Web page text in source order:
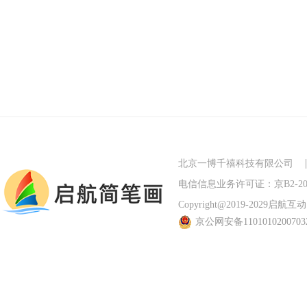
北京一博千禧科技有限公司
电信信息业务许可证：京B2-
Copyright@2019-2029启航互
京公网安备